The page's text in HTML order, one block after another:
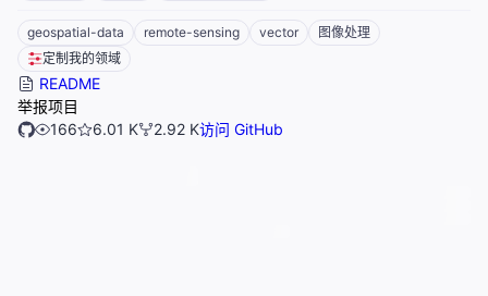
geospatial-data remote-sensing vector
图像处理
定制我的领域
README
举报项目
166
6.01 K 2.92 K访问 GitHub